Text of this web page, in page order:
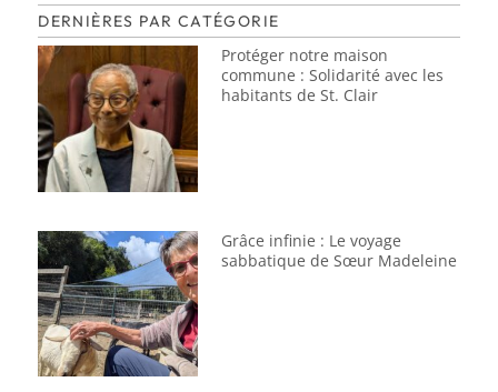
DERNIÈRES PAR CATÉGORIE
Protéger notre maison
commune : Solidarité avec les
habitants de St. Clair
Grâce infinie : Le voyage
sabbatique de Sœur Madeleine